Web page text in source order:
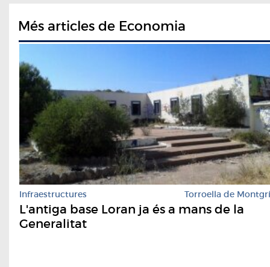
Més articles de Economia
Infraestructures Torroella de Montgrí
L'antiga base Loran ja és a mans de la
Generalitat